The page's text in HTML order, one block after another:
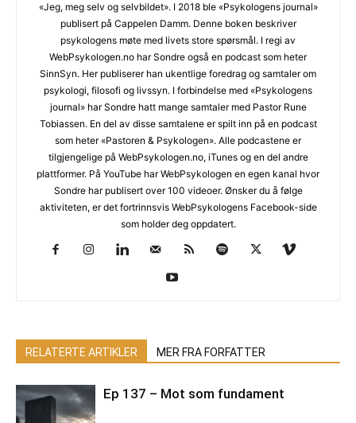
«Jeg, meg selv og selvbildet». I 2018 ble «Psykologens journal»
publisert på Cappelen Damm. Denne boken beskriver
psykologens møte med livets store spørsmål. I regi av
WebPsykologen.no har Sondre også en podcast som heter
SinnSyn. Her publiserer han ukentlige foredrag og samtaler om
psykologi, filosofi og livssyn. I forbindelse med «Psykologens
journal» har Sondre hatt mange samtaler med Pastor Rune
Tobiassen. En del av disse samtalene er spilt inn på en podcast
som heter «Pastoren & Psykologen». Alle podcastene er
tilgjengelige på WebPsykologen.no, iTunes og en del andre
plattformer. På YouTube har WebPsykologen en egen kanal hvor
Sondre har publisert over 100 videoer. Ønsker du å følge
aktiviteten, er det fortrinnsvis WebPsykologens Facebook-side
som holder deg oppdatert.
RELATERTE ARTIKLER MER FRA FORFATTER
Ep 137 – Mot som fundament